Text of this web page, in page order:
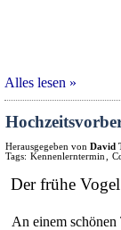
Alles lesen »
Herausgegeben von David
Tags: Kennenlerntermin
Der frühe
An einem